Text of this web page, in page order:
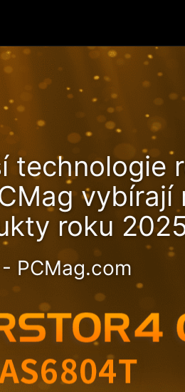
technologie
vybírají
roku
- PCMag.com
2.5GbE
pro